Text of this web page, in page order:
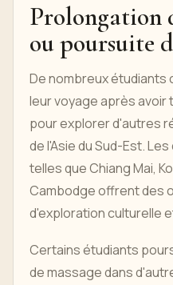
Prolongation
ou poursuite
De nombreux
leur voyage après avoir
pour explorer d'autres
de l'Asie du Sud-Est.
telles que Chiang Mai,
Cambodge offrent des
d'exploration culturelle
Certains étudiants
de massage dans